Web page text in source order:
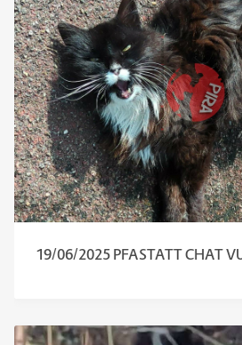
19/06/2025 PFASTATT CHAT